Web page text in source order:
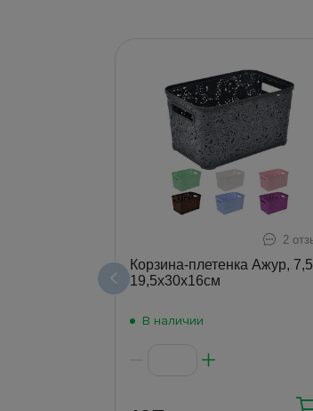
2
Корзина-плетенка Ажур,
19,5х30х16см
В наличии